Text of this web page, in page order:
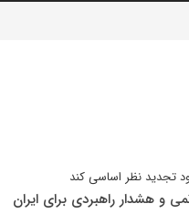
تجدید نظر اساسی کند
و هشدار راهبردی برای ایران